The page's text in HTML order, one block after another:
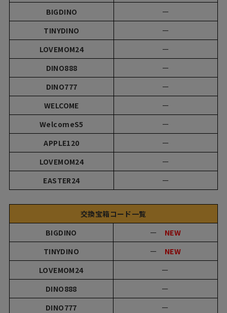
BIGDINO
ー
TINYDINO
ー
LOVEMOM24
ー
DINO888
ー
DINO777
ー
WELCOME
ー
WelcomeS5
ー
APPLE120
ー
LOVEMOM24
ー
EASTER24
ー
交換宝箱コード一覧
BIGDINO
ー NEW
TINYDINO
ー NEW
LOVEMOM24
ー
DINO888
ー
DINO777
ー